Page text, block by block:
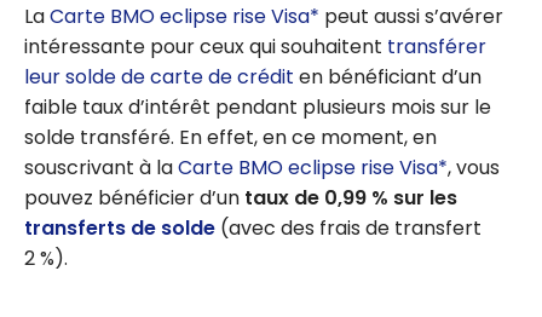
LaCarte BMO eclipse rise Visa* peut aussi s’avérer
intéressante pour ceux qui souhaitent transférer
leur solde de carte de crédit en bénéficiant d’un
faible taux d’intérêt pendant plusieurs mois sur le
solde transféré. En effet, en ce moment, en
souscrivant à laCarte BMO eclipse rise Visa*, vous
pouvez bénéficier d’un taux de 0,99 % sur les
transferts de solde (avec des frais de transfert
2 %).